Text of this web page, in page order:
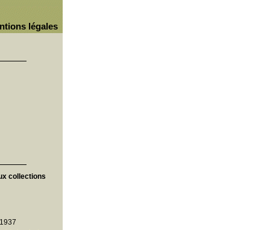
légales
collections